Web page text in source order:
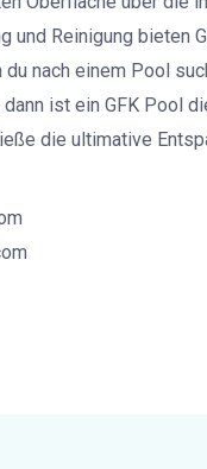
und Reinigung bieten
nach einem Pool
ist ein GFK Pool
die ultimative